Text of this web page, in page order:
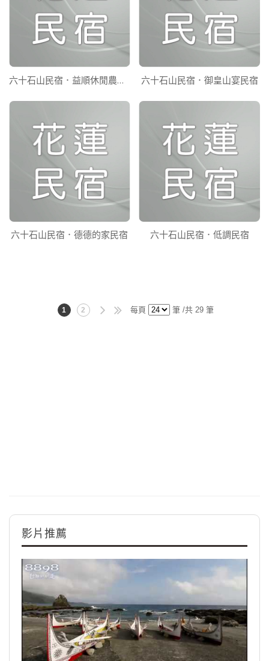
六十石山民宿．益順休閒農莊民宿 六十石山民宿．御皇山宴民宿
六十石山民宿．德德的家民宿 六十石山民宿．低調民宿
1 2 每頁 筆 /共 29 筆
影片推薦